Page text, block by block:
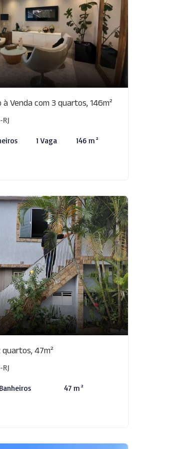
Venda com 3 quartos, 146m²
1 Vaga 146 m²
quartos, 47m²
47 m²